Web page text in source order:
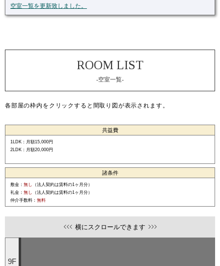
空室一覧を更新致しました。
-空室一覧-
各部屋の枠内をクリックすると間取り図が表示されます。
共益費
1LDK：月額15,000円
2LDK：月額20,000円
諸条件
敷金： 無し
（法人契約は賃料の1ヶ月分）
礼金： 無し
（法人契約は賃料の1ヶ月分）
仲介手数料： 無料
横にスクロールできます
9F